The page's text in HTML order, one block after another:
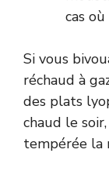
cas
Si vous
réchaud à
des plats
chaud le
tempérée la